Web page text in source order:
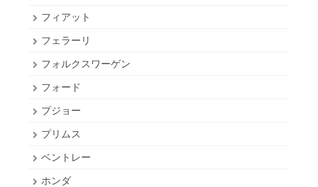
フィアット
フェラーリ
フォルクスワーゲン
フォード
プジョー
プリムス
ベントレー
ホンダ